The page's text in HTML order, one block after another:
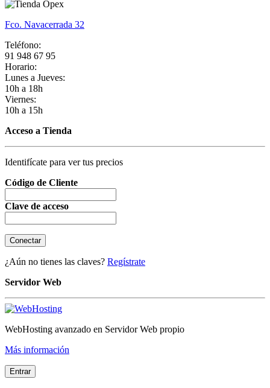
Fco. Navacerrada 32
Teléfono:
91 948 67 95
Horario:
Lunes a Jueves:
10h a 18h
Viernes:
10h a 15h
Acceso a Tienda
Identifícate para ver tus precios
Código de Cliente
Clave de acceso
¿Aún no tienes las claves? Regístrate
Servidor Web
WebHosting avanzado en Servidor Web propio
Más información